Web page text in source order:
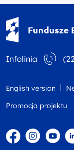
Fundusze
Infolinia
English version
Promocja projektu
Facebook